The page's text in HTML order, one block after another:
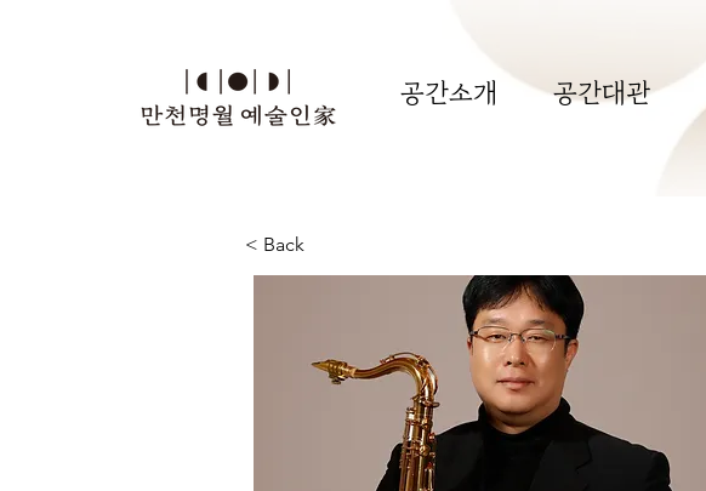
공간소개 공간대관
< Back